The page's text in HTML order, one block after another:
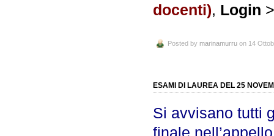
docenti), Login
Posted by marinamurru on 14
ESAMI DI LAUREA DEL 25
Si avvisano tutti
finale